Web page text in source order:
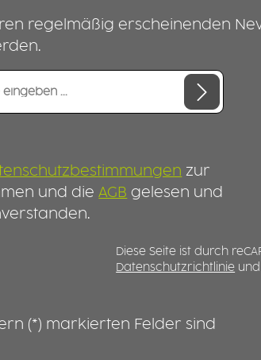
regelmäßig erscheinenden
zur
und dieAGB gelesen und
Diese Seite ist durch
Datenschutzrichtlinie und
(*) markierten Felder sind